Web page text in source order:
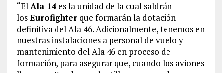
“ElAla 14es la unidad de la cual saldrán
losEurofighterque formarán la dotación
definitiva del Ala 46. Adicionalmente, tenemos en
nuestras instalaciones a personal de vuelo y
mantenimiento del Ala 46 en proceso de
formación, para asegurar que, cuando los aviones